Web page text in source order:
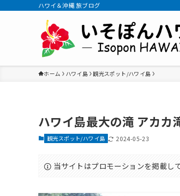
ハワイ＆沖縄 旅ブログ
ホーム ハワイ島 観光スポット/ハワイ島
ハワイ島最大の滝 アカカ
観光スポット/ハワイ島 2024-05-23
当サイトはプロモーションを掲載し